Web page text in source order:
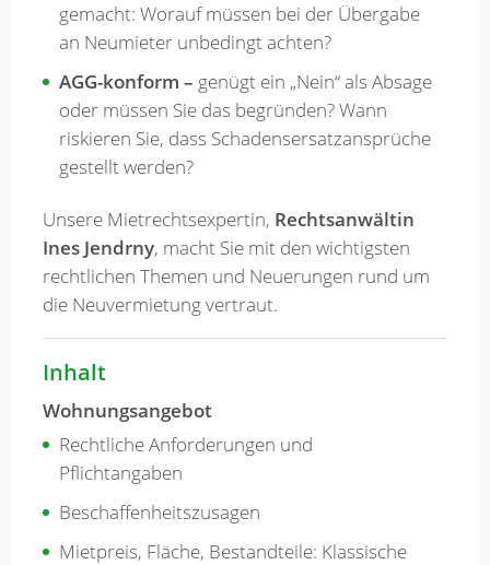
gemacht: Worauf müssen bei der Übergabe
an Neumieter unbedingt achten?
AGG-konform – genügt ein „Nein“ als Absage
oder müssen Sie das begründen? Wann
riskieren Sie, dass Schadensersatzansprüche
gestellt werden?
Unsere Mietrechtsexpertin, Rechtsanwältin
Ines Jendrny, macht Sie mit den wichtigsten
rechtlichen Themen und Neuerungen rund um
die Neuvermietung vertraut.
Inhalt
Wohnungsangebot
Rechtliche Anforderungen und
Pflichtangaben
Beschaffenheitszusagen
Mietpreis, Fläche, Bestandteile: Klassische